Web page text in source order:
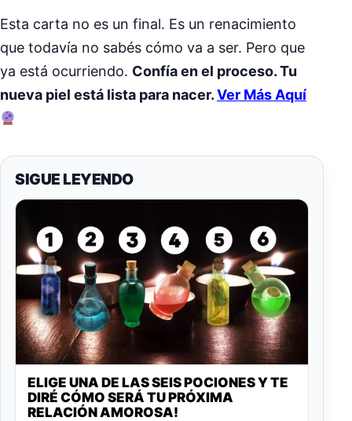
Esta carta no es un final. Es un renacimiento
que todavía no sabés cómo va a ser. Pero que
ya está ocurriendo. Confía en el proceso. Tu
nueva piel está lista para nacer.Ver Más Aquí
SIGUE LEYENDO
ELIGE UNA DE LAS SEIS POCIONES Y TE
DIRÉ CÓMO SERÁ TU PRÓXIMA
RELACIÓN AMOROSA!